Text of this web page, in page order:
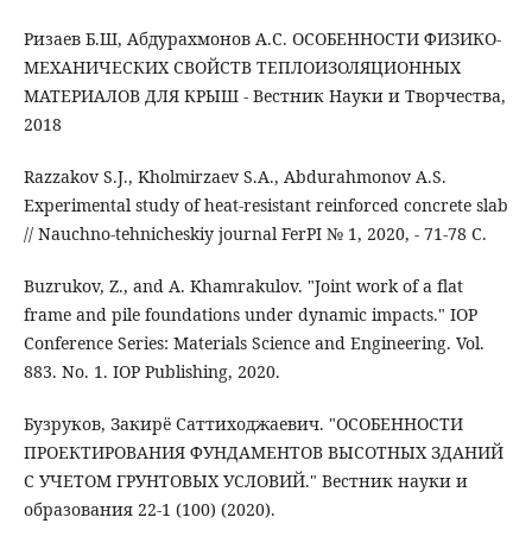
Ризаев Б.Ш, Абдурахмонов А.С. ОСОБЕННОСТИ ФИЗИКО-
МЕХАНИЧЕСКИХ СВОЙСТВ ТЕПЛОИЗОЛЯЦИОННЫХ
МАТЕРИАЛОВ ДЛЯ КРЫШ - Вестник Науки и Творчества,
2018
Razzakov S.J., Kholmirzaev S.A., Abdurahmonov A.S.
Experimental study of heat-resistant reinforced concrete slab
// Nauchno-tehnicheskiy journal FerPI № 1, 2020, - 71-78 С.
Buzrukov, Z., and A. Khamrakulov. "Joint work of a flat
frame and pile foundations under dynamic impacts." IOP
Conference Series: Materials Science and Engineering. Vol.
883. No. 1. IOP Publishing, 2020.
Бузруков, Закирё Саттиходжаевич. "ОСОБЕННОСТИ
ПРОЕКТИРОВАНИЯ ФУНДАМЕНТОВ ВЫСОТНЫХ ЗДАНИЙ
С УЧЕТОМ ГРУНТОВЫХ УСЛОВИЙ." Вестник науки и
образования 22-1 (100) (2020).